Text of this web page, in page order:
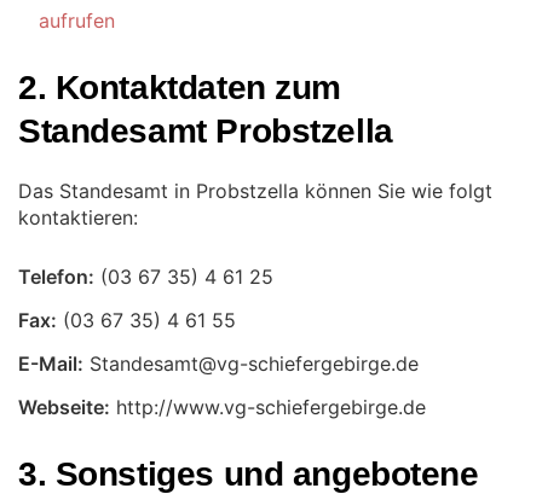
aufrufen
2. Kontaktdaten zum
Standesamt Probstzella
Das Standesamt in Probstzella können Sie wie folgt
kontaktieren:
Telefon:
Fax:
E-Mail:
Webseite: http://www.vg-schiefergebirge.de
3. Sonstiges und angebotene